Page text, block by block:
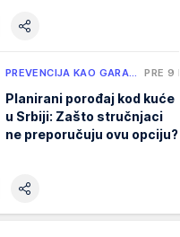
PREVENCIJA KAO GARA… PRE 9 H
Planirani porođaj kod kuće
u Srbiji: Zašto stručnjaci
ne preporučuju ovu opciju?